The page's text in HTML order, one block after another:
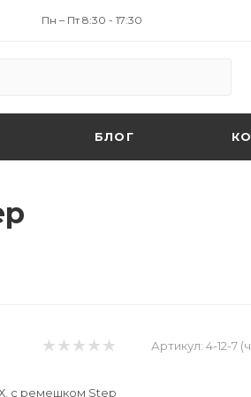
Пн – Пт 8:30 - 17:30
БЛОГ
Артикул: 4-12-7
с ремешком Step